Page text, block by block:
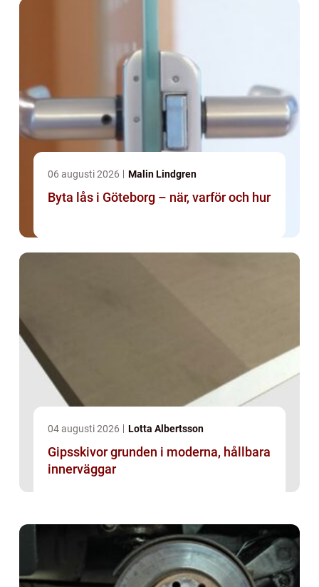
06 augusti 2026 Malin Lindgren
Byta lås i Göteborg – när, varför och hur
04 augusti 2026 Lotta Albertsson
Gipsskivor grunden i moderna, hållbara
innerväggar